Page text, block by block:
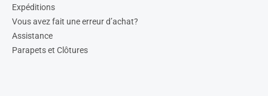
Expéditions
Vous avez fait une erreur d’achat?
Assistance
Parapets et Clôtures